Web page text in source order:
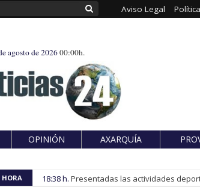
Aviso Legal
agosto de 202600:00h.
OPINIÓN AXARQUÍA
18:38 h. Presentadas las actividades